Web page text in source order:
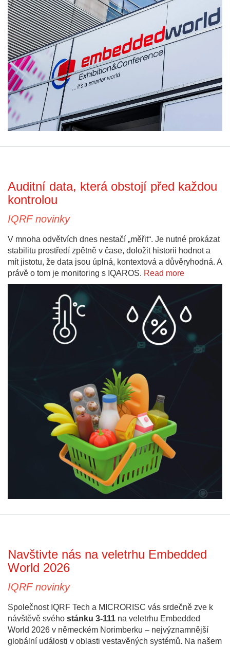
Auditní data, která obstojí před každou
kontrolou
IQRF novinky
V mnoha odvětvích dnes nestačí „měřit“. Je nutné prokázat
stabilitu prostředí zpětně v čase, doložit historii hodnot a
mít jistotu, že data jsou úplná, kontextová a důvěryhodná. A
právě o tom je monitoring s IQAROS. Read more
Navštivte nás na veletrhu Embedded
World 2026
IQRF novinky
Společnost IQRF Tech a MICRORISC vás srdečně zve k
návštěvě svého stánku 3-111 na veletrhu Embedded
World 2026 v německém Norimberku – nejvýznamnější
globální události v oblasti vestavěných systémů. Na našem